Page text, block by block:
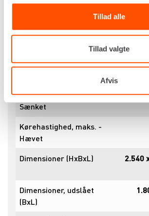
Tillad alle
Tillad valgte
Afvis
brug)
kørsel)
Kørehastighed, maks. -
Sænket
Kørehastighed, maks. -
Hævet
Dimensioner (HxBxL)
2.540
Dimensioner, udslået
(BxL)